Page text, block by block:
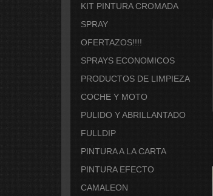
KIT PINTURA CROMADA
SPRAY
OFERTAZOS!!!!
SPRAYS ECONOMICOS
PRODUCTOS DE LIMPIEZA
COCHE Y MOTO
PULIDO Y ABRILLANTADO
FULLDIP
PINTURA A LA CARTA
PINTURA EFECTO
CAMALEON